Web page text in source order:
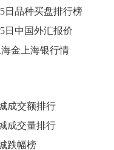
壹角 渡背水印（互动金标）
角 渡背水印（互动金标）
贰圆 绿钻王（互动金标）
环境法典》网厅9点开售
日品种买盘排行榜
日中国外汇报价
海金上海银行情
日今日升幅排行榜
日品种成交排行榜
日品种买盘排行榜
成交额排行
成交量排行
跌幅榜